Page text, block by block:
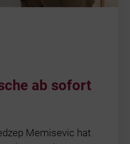
ab sofort
Memisevic hat